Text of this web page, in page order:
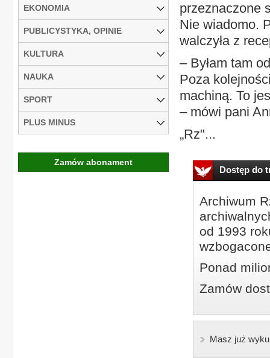
przeznaczone
Nie wiadomo.
walczyła z
– Byłam tam
Poza
machiną. To
– mówi pani
„Rz"...
Dostęp do
Archiwum
od 1993
Ponad
Zamów
Masz już
EKONOMIA
PUBLICYSTYKA, OPINIE
KULTURA
NAUKA
SPORT
PLUS MINUS
Zamów abonament